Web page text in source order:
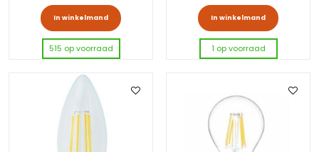
In winkelmand Dit product heeft meerdere variaties.
515 op voorraad
In winkelmand
1 op voorraad